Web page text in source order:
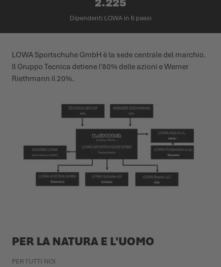
Dipendenti LOWA in 6 paesi
LOWA Sportschuhe GmbH è la sede centrale del marchio.
Il Gruppo Tecnica detiene l'80% delle azioni e Werner
Riethmann il 20%.
PER LA NATURA E L'UOMO
PER TUTTI NOI